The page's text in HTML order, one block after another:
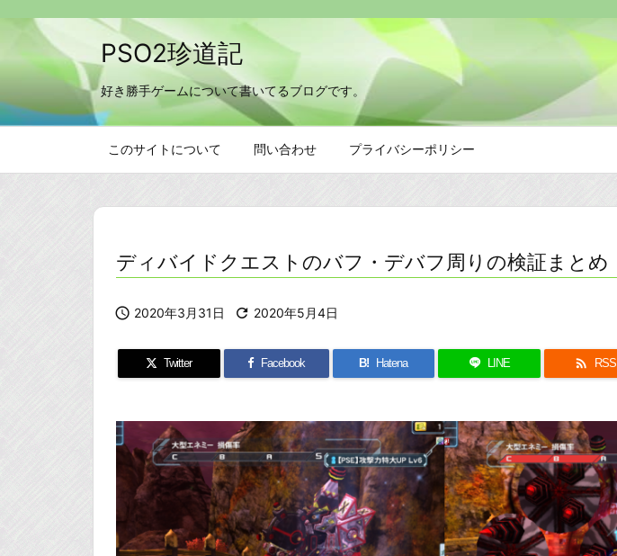
PSO2珍道記
好き勝手ゲームについて書いてるブログです。
このサイトについて 問い合わせ プライバシーポリシー
ディバイドクエストのバフ・デバフ周りの検証まとめ
 2020年3月31日  2020年5月4日
Twitter Facebook B! Hatena LINE  RSS